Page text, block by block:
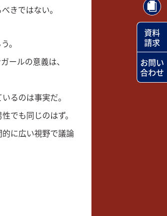
きではない。
。
ールの意義は、
るのは事実だ。
でも同じのはず。
に広い視野で議論
資料
請求
お問い
合わせ